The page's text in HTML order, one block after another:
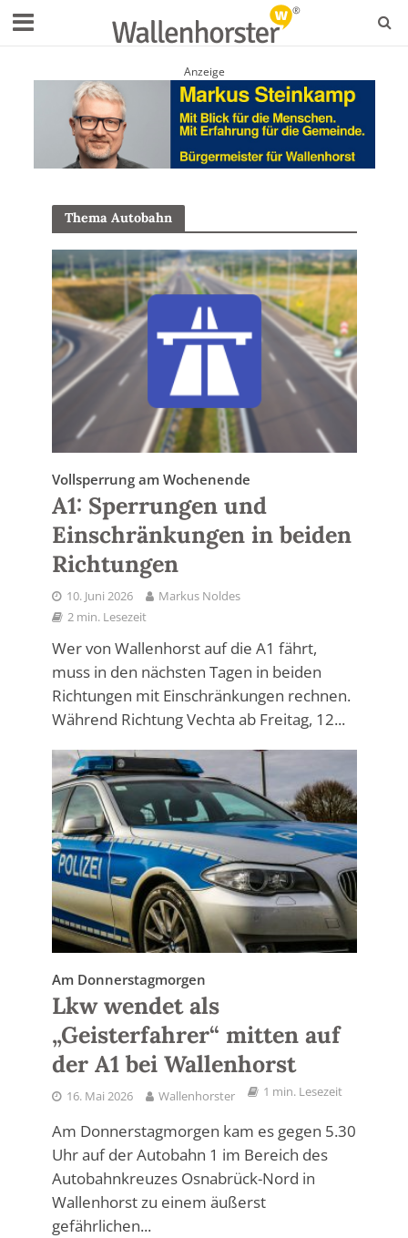
Anzeige
Thema Autobahn
Vollsperrung am Wochenende
A1: Sperrungen und
Einschränkungen in beiden
Richtungen
10. Juni 2026
Markus Noldes
2 min. Lesezeit
Wer von Wallenhorst auf die A1 fährt,
muss in den nächsten Tagen in beiden
Richtungen mit Einschränkungen rechnen.
Während Richtung Vechta ab Freitag, 12...
Am Donnerstagmorgen
Lkw wendet als
„Geisterfahrer“ mitten auf
der A1 bei Wallenhorst
16. Mai 2026 Wallenhorster 1 min. Lesezeit
Am Donnerstagmorgen kam es gegen 5.30
Uhr auf der Autobahn 1 im Bereich des
Autobahnkreuzes Osnabrück-Nord in
Wallenhorst zu einem äußerst
gefährlichen...